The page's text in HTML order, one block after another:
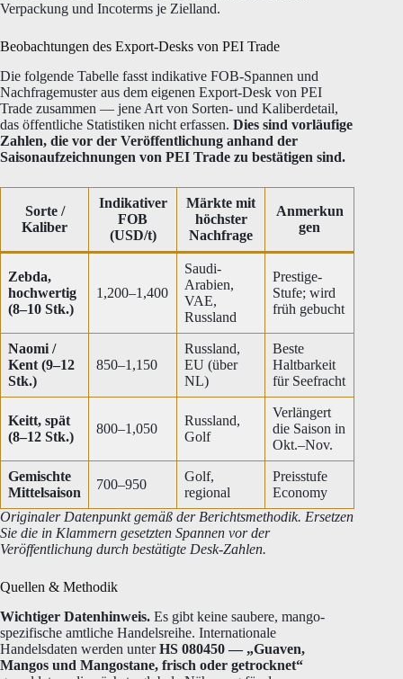
Verpackung und Incoterms je Zielland.
Beobachtungen des Export-Desks von PEI Trade
Die folgende Tabelle fasst indikative FOB-Spannen und
Nachfragemuster aus dem eigenen Export-Desk von PEI
Trade zusammen — jene Art von Sorten- und Kaliberdetail,
das öffentliche Statistiken nicht erfassen. Dies sind vorläufige
Zahlen, die vor der Veröffentlichung anhand der
Saisonaufzeichnungen von PEI Trade zu bestätigen sind.
Sorte /
Kaliber
Indikativer
FOB
(USD/t)
Märkte mit
höchster
Nachfrage
Anmerkun
gen
Zebda,
hochwertig
(8–10 Stk.)
1,200–1,400
Saudi-
Arabien,
VAE,
Russland
Prestige-
Stufe; wird
früh gebucht
Naomi /
Kent (9–12
Stk.)
850–1,150
Russland,
EU (über
NL)
Beste
Haltbarkeit
für Seefracht
Keitt, spät
(8–12 Stk.)
800–1,050
Russland,
Golf
Verlängert
die Saison in
Okt.–Nov.
Gemischte
Mittelsaison
700–950
Golf,
regional
Preisstufe
Economy
Originaler Datenpunkt gemäß der Berichtsmethodik. Ersetzen
Sie die in Klammern gesetzten Spannen vor der
Veröffentlichung durch bestätigte Desk-Zahlen.
Quellen & Methodik
Wichtiger Datenhinweis. Es gibt keine saubere, mango-
spezifische amtliche Handelsreihe. Internationale
Handelsdaten werden unterHS 080450 — „Guaven,
Mangos und Mangostane, frisch oder getrocknet“